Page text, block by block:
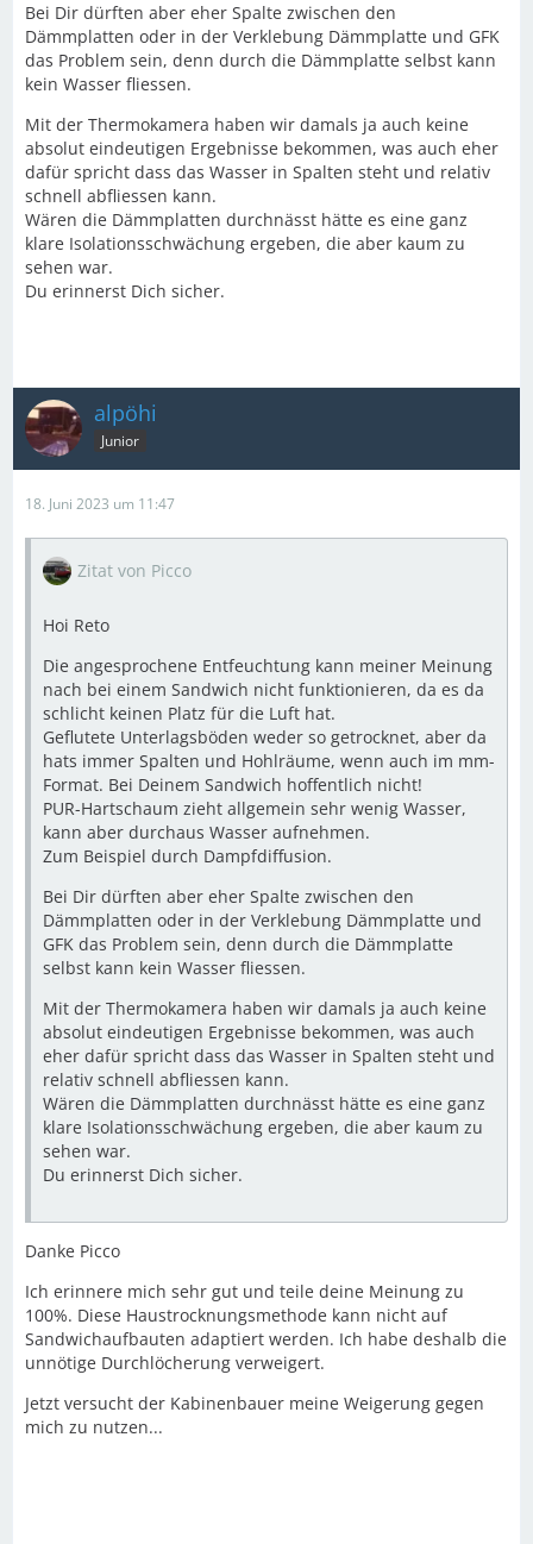
Bei Dir dürften aber eher Spalte zwischen den
Dämmplatten oder in der Verklebung Dämmplatte und GFK
das Problem sein, denn durch die Dämmplatte selbst kann
kein Wasser fliessen.
Mit der Thermokamera haben wir damals ja auch keine
absolut eindeutigen Ergebnisse bekommen, was auch eher
dafür spricht dass das Wasser in Spalten steht und relativ
schnell abfliessen kann.
Wären die Dämmplatten durchnässt hätte es eine ganz
klare Isolationsschwächung ergeben, die aber kaum zu
sehen war.
Du erinnerst Dich sicher.
alpöhi
Junior
18. Juni 2023 um 11:47
Zitat von Picco
Hoi Reto
Die angesprochene Entfeuchtung kann meiner Meinung
nach bei einem Sandwich nicht funktionieren, da es da
schlicht keinen Platz für die Luft hat.
Geflutete Unterlagsböden weder so getrocknet, aber da
hats immer Spalten und Hohlräume, wenn auch im mm-
Format. Bei Deinem Sandwich hoffentlich nicht!
PUR-Hartschaum zieht allgemein sehr wenig Wasser,
kann aber durchaus Wasser aufnehmen.
Zum Beispiel durch Dampfdiffusion.
Bei Dir dürften aber eher Spalte zwischen den
Dämmplatten oder in der Verklebung Dämmplatte und
GFK das Problem sein, denn durch die Dämmplatte
selbst kann kein Wasser fliessen.
Mit der Thermokamera haben wir damals ja auch keine
absolut eindeutigen Ergebnisse bekommen, was auch
eher dafür spricht dass das Wasser in Spalten steht und
relativ schnell abfliessen kann.
Wären die Dämmplatten durchnässt hätte es eine ganz
klare Isolationsschwächung ergeben, die aber kaum zu
sehen war.
Du erinnerst Dich sicher.
Danke Picco
Ich erinnere mich sehr gut und teile deine Meinung zu
100%. Diese Haustrocknungsmethode kann nicht auf
Sandwichaufbauten adaptiert werden. Ich habe deshalb die
unnötige Durchlöcherung verweigert.
Jetzt versucht der Kabinenbauer meine Weigerung gegen
mich zu nutzen...